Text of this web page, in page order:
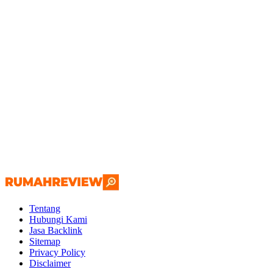
Tentang
Hubungi Kami
Jasa Backlink
Sitemap
Privacy Policy
Disclaimer